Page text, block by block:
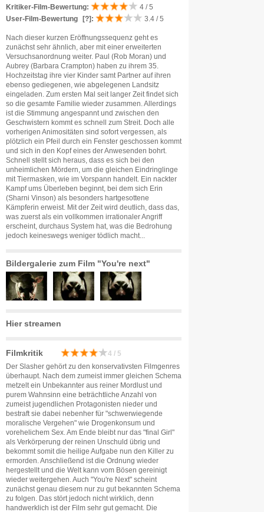
Kritiker-Film-Bewertung:
4 / 5
User-Film-Bewertung
[?] : 3.4 / 5
Nach dieser kurzen Eröffnungssequenz geht es
zunächst sehr ähnlich, aber mit einer erweiterten
Versuchsanordnung weiter. Paul (Rob Moran) und
Aubrey (Barbara Crampton) haben zu ihrem 35.
Hochzeitstag ihre vier Kinder samt Partner auf ihren
ebenso gediegenen, wie abgelegenen Landsitz
eingeladen. Zum ersten Mal seit langer Zeit findet sich
so die gesamte Familie wieder zusammen. Allerdings
ist die Stimmung angespannt und zwischen den
Geschwistern kommt es schnell zum Streit. Doch alle
vorherigen Animositäten sind sofort vergessen, als
plötzlich ein Pfeil durch ein Fenster geschossen kommt
und sich in den Kopf eines der Anwesenden bohrt.
Schnell stellt sich heraus, dass es sich bei den
unheimlichen Mördern, um die gleichen Eindringlinge
mit Tiermasken, wie im Vorspann handelt. Ein nackter
Kampf ums Überleben beginnt, bei dem sich Erin
(Sharni Vinson) als besonders hartgesottene
Kämpferin erweist. Mit der Zeit wird deutlich, dass das,
was zuerst als ein vollkommen irrationaler Angriff
erscheint, durchaus System hat, was die Bedrohung
jedoch keineswegs weniger tödlich macht...
Bildergalerie zum Film "You're next"
Hier streamen
Filmkritik 4 / 5
Der Slasher gehört zu den konservativsten Filmgenres
überhaupt. Nach dem zumeist immer gleichen Schema
metzelt ein Unbekannter aus reiner Mordlust und
purem Wahnsinn eine beträchtliche Anzahl von
zumeist jugendlichen Protagonisten nieder und
bestraft sie dabei nebenher für "schwerwiegende
moralische Vergehen" wie Drogenkonsum und
vorehelichem Sex. Am Ende bleibt nur das "final Girl"
als Verkörperung der reinen Unschuld übrig und
bekommt somit die heilige Aufgabe nun den Killer zu
ermorden. Anschließend ist die Ordnung wieder
hergestellt und die Welt kann vom Bösen gereinigt
wieder weitergehen. Auch "You're Next" scheint
zunächst genau diesem nur zu gut bekannten Schema
zu folgen. Das stört jedoch nicht wirklich, denn
handwerklich ist der Film sehr gut gemacht. Die